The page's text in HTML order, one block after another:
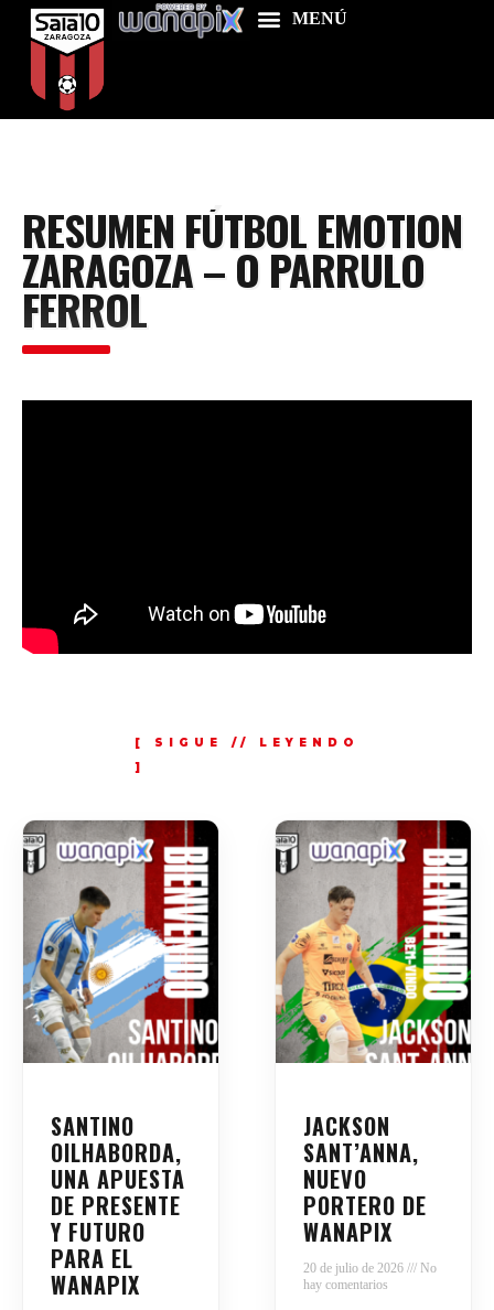
Food & Drink
Features
News
Contacts
RESUMEN FÚTBOL EMOTION
ZARAGOZA – O PARRULO
FERROL
SANTINO
OILHABORDA,
UNA APUESTA
DE PRESENTE
Y FUTURO
PARA EL
WANAPIX
JACKSON
SANT’ANNA,
NUEVO
PORTERO DE
WANAPIX
20 de julio de 2026
No
hay comentarios